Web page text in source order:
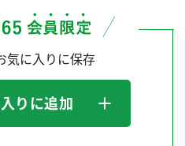
米飯用調味液
Fibee
ュージアム）
気に入りに保存
りに追加